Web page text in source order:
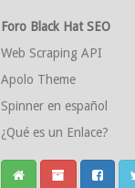
Foro Black Hat SEO
Web Scraping API
Apolo Theme
Spinner en español
¿Qué es un Enlace?